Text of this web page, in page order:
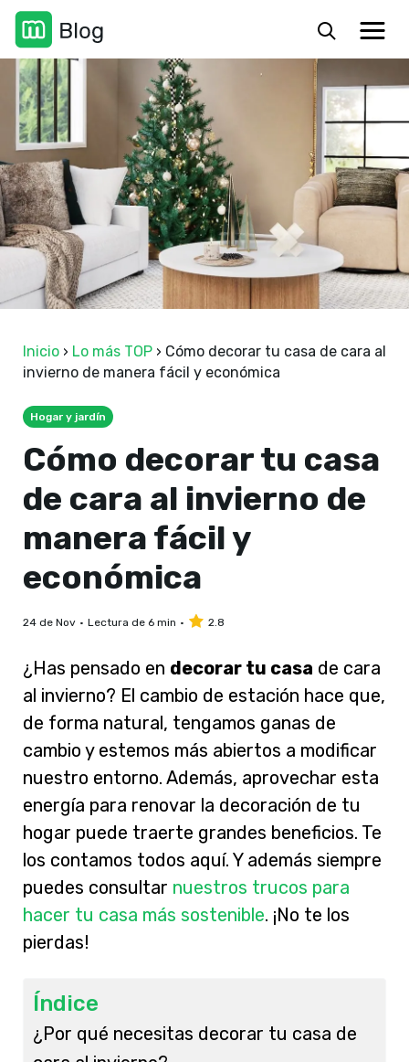
Inicio › Lo más TOP › Cómo decorar tu casa de cara al
invierno de manera fácil y económica
Hogar y jardín
Cómo decorar tu casa
de cara al invierno de
manera fácil y
económica
24 de Nov Lectura de 6 min 2.8
¿Has pensado en decorar tu casa de cara
al invierno? El cambio de estación hace que,
de forma natural, tengamos ganas de
cambio y estemos más abiertos a modificar
nuestro entorno. Además, aprovechar esta
energía para renovar la decoración de tu
hogar puede traerte grandes beneficios. Te
los contamos todos aquí. Y además siempre
puedes consultar nuestros trucos para
hacer tu casa más sostenible. ¡No te los
pierdas!
Índice
¿Por qué necesitas decorar tu casa de